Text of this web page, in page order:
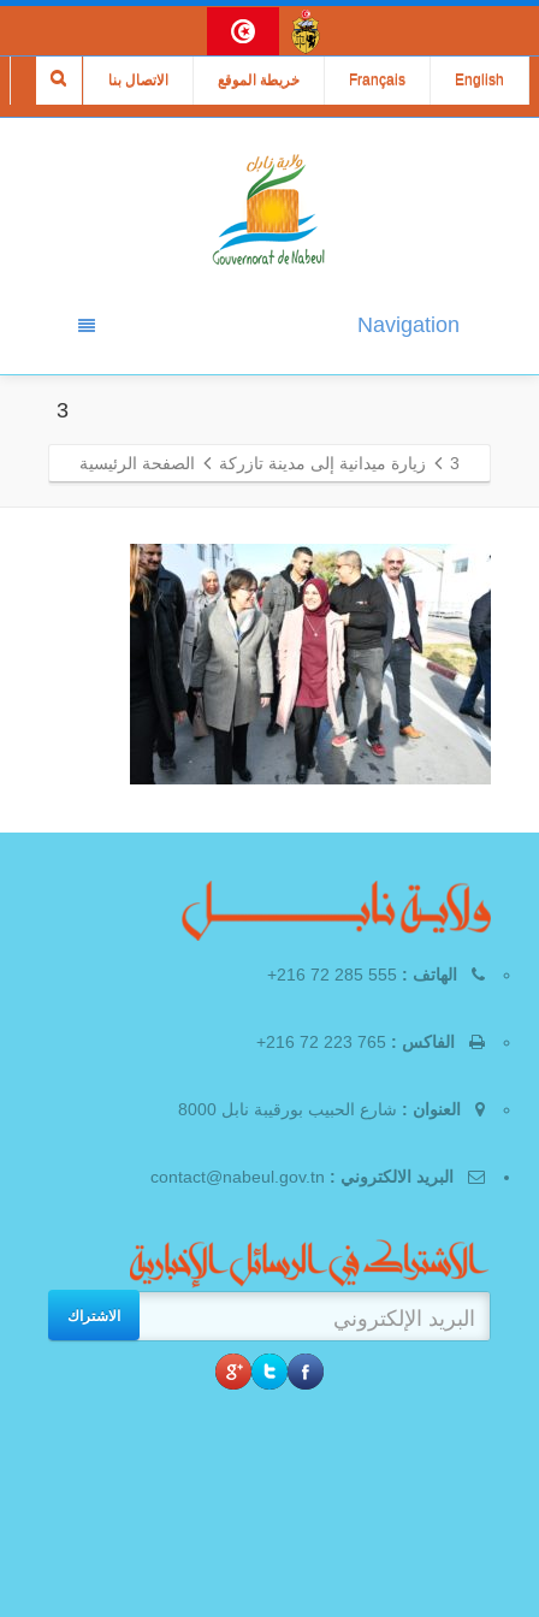
الاتصال بنا خريطة الموقع Français English
Navigation
3
3 زيارة ميدانية إلى مدينة تازركة الصفحة الرئيسية
الهاتف :
الفاكس :
العنوان : شارع الحبيب بورقيبة نابل 8000
البريد الالكتروني :
الاشتراك